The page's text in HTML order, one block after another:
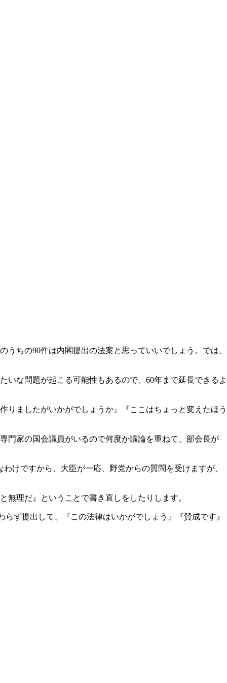
ちの90件は内閣提出の法案と思っていいでしょう。では、
いな問題が起こる可能性もあるので、60年まで延長できるよ
りましたがいかがでしょうか』『ここはちょっと変えたほう
門家の国会議員がいるので何度か議論を重ねて、部会長が
けですから、大臣が一応、野党からの質問を受けますが、
理だ』ということで書き直しをしたりします。
ず提出して、『この法律はいかがでしょう』『賛成です』